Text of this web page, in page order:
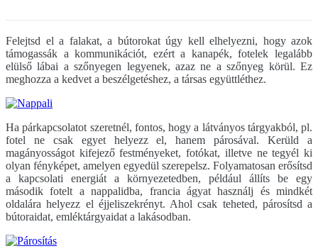
Felejtsd el a falakat, a bútorokat úgy kell elhelyezni, hogy azok
támogassák a kommunikációt, ezért a kanapék, fotelek legalább
elülső lábai a szőnyegen legyenek, azaz ne a szőnyeg körül. Ez
meghozza a kedvet a beszélgetéshez, a társas együttléthez.
Ha párkapcsolatot szeretnél, fontos, hogy a látványos tárgyakból, pl.
fotel ne csak egyet helyezz el, hanem párosával. Kerüld a
magányosságot kifejező festményeket, fotókat, illetve ne tegyél ki
olyan fényképet, amelyen egyedül szerepelsz. Folyamatosan erősítsd
a kapcsolati energiát a környezetedben, például állíts be egy
második fotelt a nappalidba, francia ágyat használj és mindkét
oldalára helyezz el éjjeliszekrényt. Ahol csak teheted, párosítsd a
bútoraidat, emléktárgyaidat a lakásodban.